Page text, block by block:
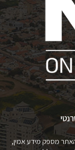
האתר מספק מידע אמין,